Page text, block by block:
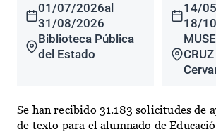
01/07/2026al
31/08/2026
Biblioteca Pública
del Estado
14/
18/
Se han recibido 31.183 solicitudes de
de texto para el alumnado de